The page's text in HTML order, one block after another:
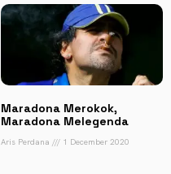
Maradona Merokok,
Maradona Melegenda
Aris Perdana 1 December 2020